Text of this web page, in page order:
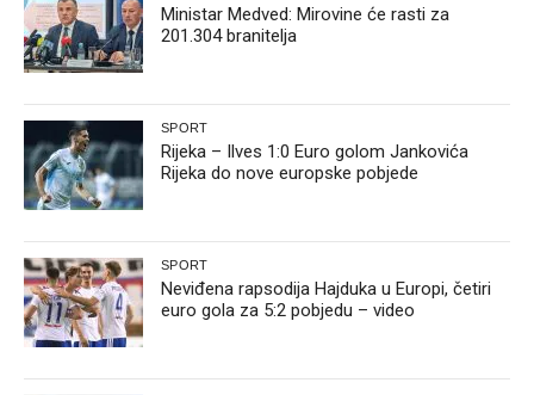
Ministar Medved: Mirovine će rasti za
201.304 branitelja
SPORT
Rijeka – Ilves 1:0 Euro golom Jankovića
Rijeka do nove europske pobjede
SPORT
Neviđena rapsodija Hajduka u Europi, četiri
euro gola za 5:2 pobjedu – video